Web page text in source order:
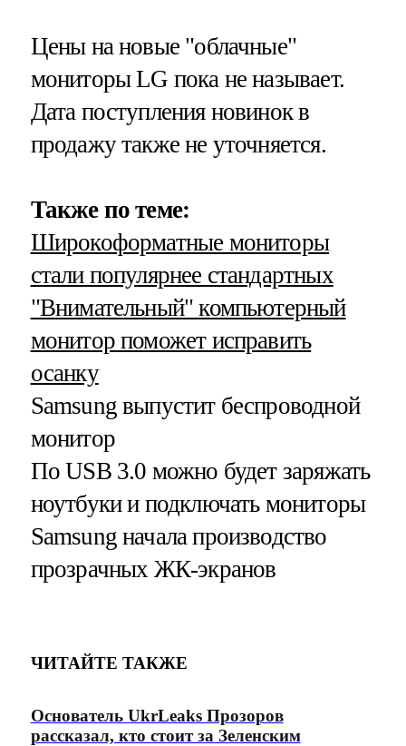
Цены на новые "облачные"
мониторы LG пока не называет.
Дата поступления новинок в
продажу также не уточняется.
Также по теме:
Широкоформатные мониторы
стали популярнее стандартных
"Внимательный" компьютерный
монитор поможет исправить
осанку
Samsung выпустит беспроводной
монитор
По USB 3.0 можно будет заряжать
ноутбуки и подключать мониторы
Samsung начала производство
прозрачных ЖК-экранов
ЧИТАЙТЕ ТАКЖЕ
Основатель UkrLeaks Прозоров
рассказал, кто стоит за Зеленским